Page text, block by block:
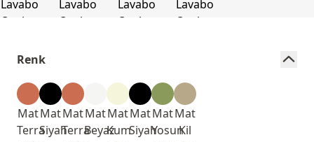
Renk
Mat
Terra
Mat
Siyah
Mat
Terra
Mat
Beyaz
Mat
Kum
Mat
Siyah
Mat
Yosun
Mat
Kil